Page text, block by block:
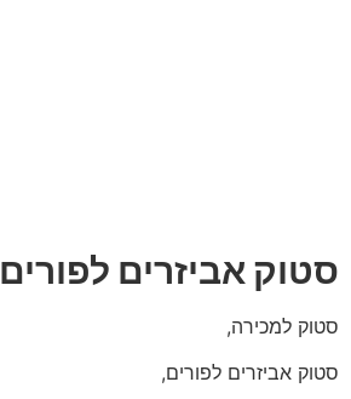
סטוק אביזרים לפורים
סטוק למכירה,
סטוק אביזרים לפורים,